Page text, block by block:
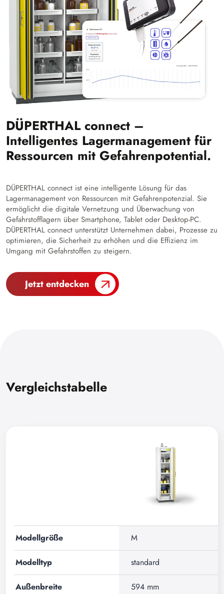
DÜPERTHAL connect –
Intelligentes Lagermanagement für
Ressourcen mit Gefahrenpotential.
DÜPERTHAL connect ist eine intelligente Lösung für das
Lagermanagement von Ressourcen mit Gefahrenpotenzial. Sie
ermöglicht die digitale Vernetzung und Überwachung von
Gefahrstofflagern über Smartphone, Tablet oder Desktop-PC.
DÜPERTHAL connect unterstützt Unternehmen dabei, Prozesse zu
optimieren, die Sicherheit zu erhöhen und die Effizienz im
Umgang mit Gefahrstoffen zu steigern.
Jetzt entdecken
Vergleichstabelle
Modellgröße M
Modelltyp standard
Außenbreite 594 mm